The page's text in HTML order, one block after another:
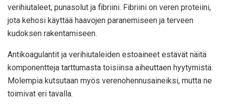
verihiutaleet, punasolut ja fibriini. Fibriini on veren proteiini,
jota kehosi käyttää haavojen paranemiseen ja terveen
kudoksen rakentamiseen.
Antikoagulantit ja verihiutaleiden estoaineet estävät näitä
komponentteja tarttumasta toisiinsa aiheuttaen hyytymistä.
Molempia kutsutaan myös verenohennusaineiksi, mutta ne
toimivat eri tavalla.